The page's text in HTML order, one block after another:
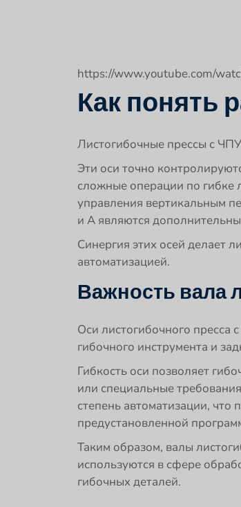
https://www.youtube.com/
Как понять
Листогибочные прессы с
Эти оси точно
сложные операции по гибке
управления вертикальным
и A являются
Синергия этих осей делает
автоматизацией.
Важность вала
Оси листогибочного
гибочного инструмента и
Гибкость оси позволяет
или специальные
степень автоматизации,
предустановленной
Таким образом, валы
используются в сфере
гибочных деталей.